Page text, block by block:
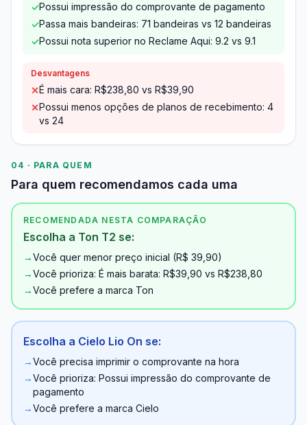
✓Possui impressão do comprovante de pagamento
✓Passa mais bandeiras: 71 bandeiras vs 12 bandeiras
✓Possui nota superior no Reclame Aqui: 9.2 vs 9.1
Desvantagens
✕É mais cara: R$238,80 vs R$39,90
✕Possui menos opções de planos de recebimento: 4
vs 24
04 · PARA QUEM
Para quem recomendamos cada uma
RECOMENDADA NESTA COMPARAÇÃO
Escolha a Ton T2 se:
→Você quer menor preço inicial (R$ 39,90)
→Você prioriza: É mais barata: R$39,90 vs R$238,80
→Você prefere a marca Ton
Escolha a Cielo Lio On se:
→Você precisa imprimir o comprovante na hora
→Você prioriza: Possui impressão do comprovante de
pagamento
→Você prefere a marca Cielo